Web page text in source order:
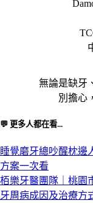
無論是缺牙
別擔心
💬 更多人都在看...
睡覺磨牙總吵醒枕邊
方案一次看
栢樂牙醫團隊｜桃園
牙周病成因及治療方